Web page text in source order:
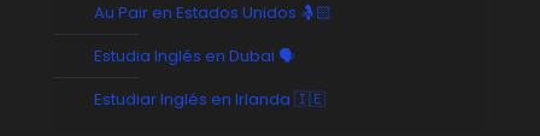
Au Pair en Estados Unidos 🤱🏻
Estudia Inglés en Dubai 🗣️
Estudiar Inglés en Irlanda 🇮🇪